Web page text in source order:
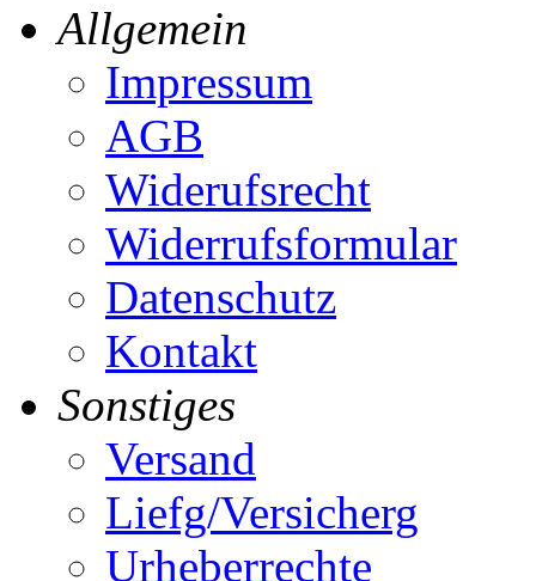
Allgemein
Impressum
AGB
Widerufsrecht
Widerrufsformular
Datenschutz
Kontakt
Sonstiges
Versand
Liefg/Versicherg
Urheberrechte